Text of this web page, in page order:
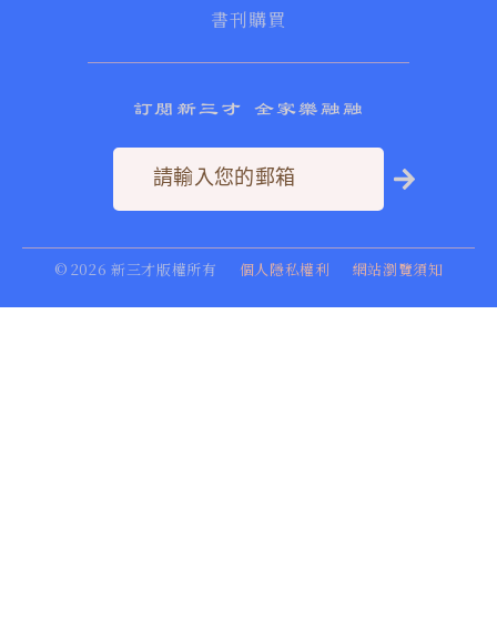
書刊購買
訂閱新三才 全家樂融融
© 2026 新三才版權所有 個人隱私權利 網站瀏覽須知